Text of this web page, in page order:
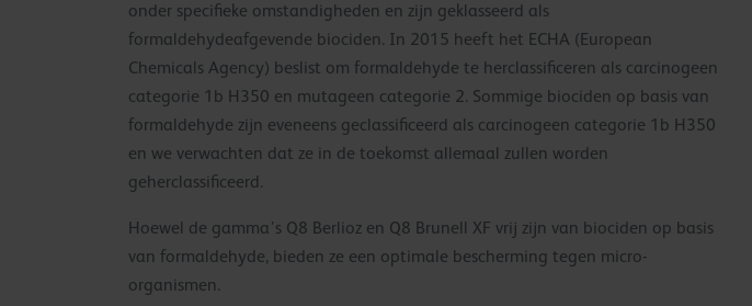
onder specifieke omstandigheden en zijn geklasseerd als
formaldehydeafgevende biociden. In 2015 heeft het ECHA (European
Chemicals Agency) beslist om formaldehyde te herclassificeren als carcinogeen
categorie 1b H350 en mutageen categorie 2. Sommige biociden op basis van
formaldehyde zijn eveneens geclassificeerd als carcinogeen categorie 1b H350
en we verwachten dat ze in de toekomst allemaal zullen worden
geherclassificeerd.
Hoewel de gamma’s Q8 Berlioz en Q8 Brunell XF vrij zijn van biociden op basis
van formaldehyde, bieden ze een optimale bescherming tegen micro-
organismen.